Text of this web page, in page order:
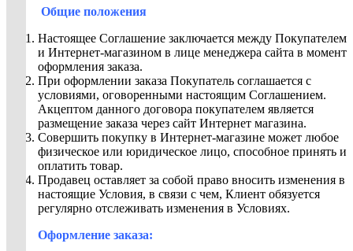
Общие положения
Настоящее Соглашение заключается между Покупателем
и Интернет-магазином в лице менеджера сайта в момент
оформления заказа.
При оформлении заказа Покупатель соглашается с
условиями, оговоренными настоящим Соглашением.
Акцептом данного договора покупателем является
размещение заказа через сайт Интернет магазина.
Совершить покупку в Интернет-магазине может любое
физическое или юридическое лицо, способное принять и
оплатить товар.
Продавец оставляет за собой право вносить изменения в
настоящие Условия, в связи с чем, Клиент обязуется
регулярно отслеживать изменения в Условиях.
Оформление заказа: